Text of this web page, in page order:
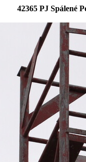
42365 PJ Spálené